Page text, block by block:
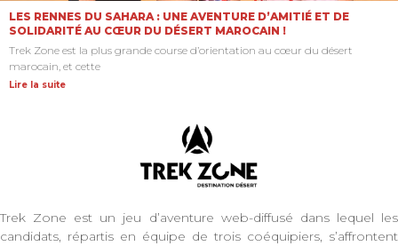
LES RENNES DU SAHARA : UNE AVENTURE D’AMITIÉ ET DE
SOLIDARITÉ AU CŒUR DU DÉSERT MAROCAIN !
Trek Zone est la plus grande course d’orientation au cœur du désert
marocain, et cette
Lire la suite
Trek Zone est un jeu d’aventure web-diffusé dans lequel les
candidats, répartis en équipe de trois coéquipiers, s’affrontent